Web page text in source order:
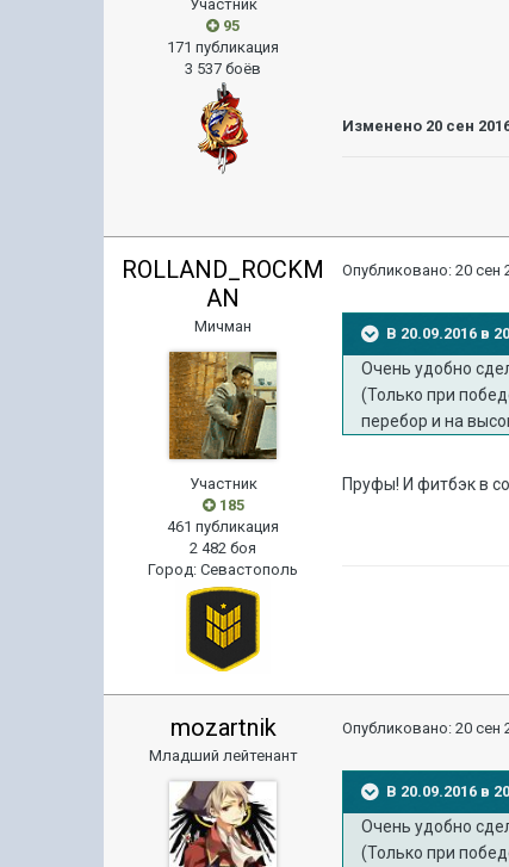
Участник
95
171 публикация
3 537 боёв
Изменено 20 сен
ROLLAND_ROCKM
AN
Мичман
Участник
185
461 публикация
2 482 боя
Город:Севастополь
Опубликовано:20 сен
В 20.09.2016 в
Очень удобно
(Только при
перебор и на
Пруфы! И фитбэк в
mozartnik
Младший лейтенант
Опубликовано:20 сен
В 20.09.2016 в
Очень удобно
(Только при